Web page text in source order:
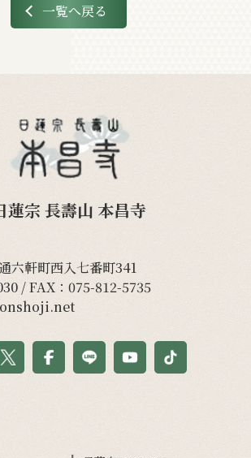
一覧へ戻る
蓮宗 長壽山 本昌寺
六軒町西入七番町341
/ FAX：075-812-5735